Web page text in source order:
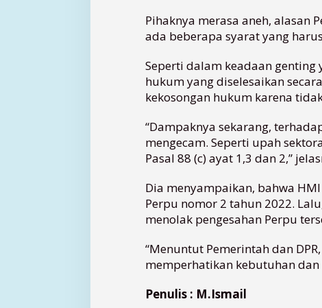
Pihaknya merasa aneh, alasan
ada beberapa syarat yang
Seperti dalam keadaan genting
hukum yang diselesaikan
kekosongan hukum karena
“Dampaknya sekarang,
mengecam. Seperti upah
Pasal 88 (c) ayat 1,3 dan 2,”
Dia menyampaikan, bahwa
Perpu nomor 2 tahun 2022.
menolak pengesahan Perpu
“Menuntut Pemerintah dan
memperhatikan kebutuhan dan
Penulis : M.Ismail